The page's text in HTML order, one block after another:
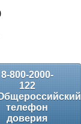
8-800-2000-
122
телефон
доверия